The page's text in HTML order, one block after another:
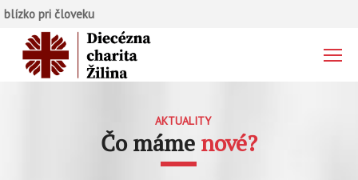
blízko pri človeku
AKTUALITY
Čo máme nové?